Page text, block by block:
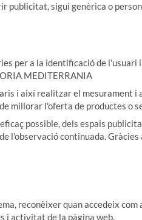
publicitat, sigui genèrica o
per a la identificació de l'usuari
MEDITERRANIA
i així realitzar el mesurament i
millorar l'oferta de productes o
possible, dels espais
l'observació continuada. Gràcies
reconèixer quan accedeix com
i activitat de la pàgina web.